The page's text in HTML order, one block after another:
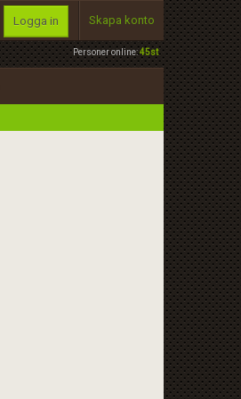
Personer online:45st
Logga in Skapa konto